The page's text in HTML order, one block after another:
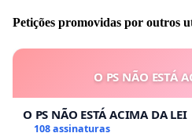
Petições promovidas por outros
O PS NÃO ESTÁ
O PS NÃO ESTÁ ACIMA DA LEI
108 assinaturas